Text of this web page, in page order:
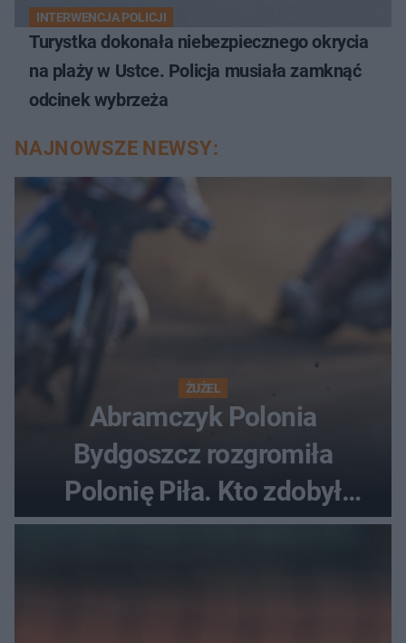
INTERWENCJA POLICJI
Turystka dokonała niebezpiecznego okrycia
na plaży w Ustce. Policja musiała zamknąć
odcinek wybrzeża
NAJNOWSZE NEWSY:
ŻUŻEL
Abramczyk Polonia
Bydgoszcz rozgromiła
Polonię Piła. Kto zdobył
najwięcej punktów?